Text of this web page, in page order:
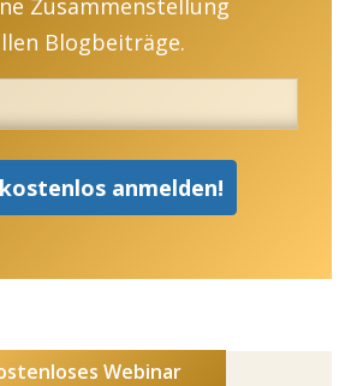
Zusammenstellung
Blogbeiträge.
Webinar